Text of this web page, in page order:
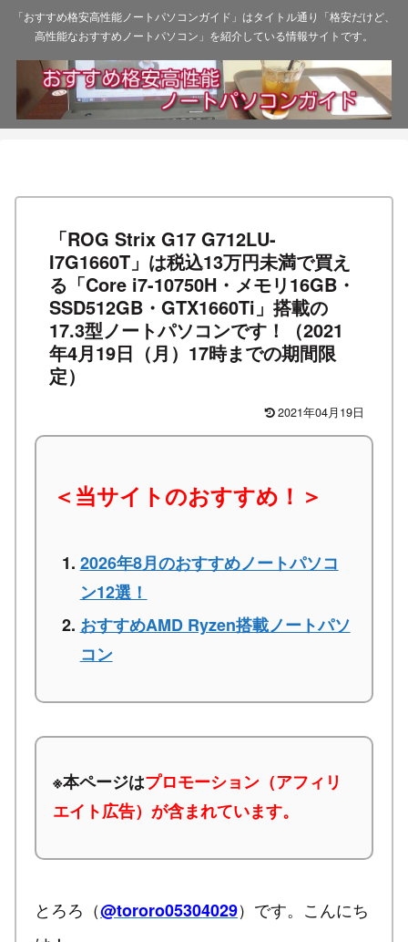
「おすすめ格安高性能ノートパソコンガイド」はタイトル通り「格安だけど、
高性能なおすすめノートパソコン」を紹介している情報サイトです。
「ROG Strix G17 G712LU-
I7G1660T」は税込13万円未満で買え
る「Core i7-10750H・メモリ16GB・
SSD512GB・GTX1660Ti」搭載の
17.3型ノートパソコンです！（2021
年4月19日（月）17時までの期間限
定）
2021年04月19日
＜当サイトのおすすめ！＞
2026年8月のおすすめノートパソコ
ン12選！
おすすめAMD Ryzen搭載ノートパソ
コン
※本ページはプロモーション（アフィリ
エイト広告）が含まれています。
とろろ（@tororo05304029）です。こんにち